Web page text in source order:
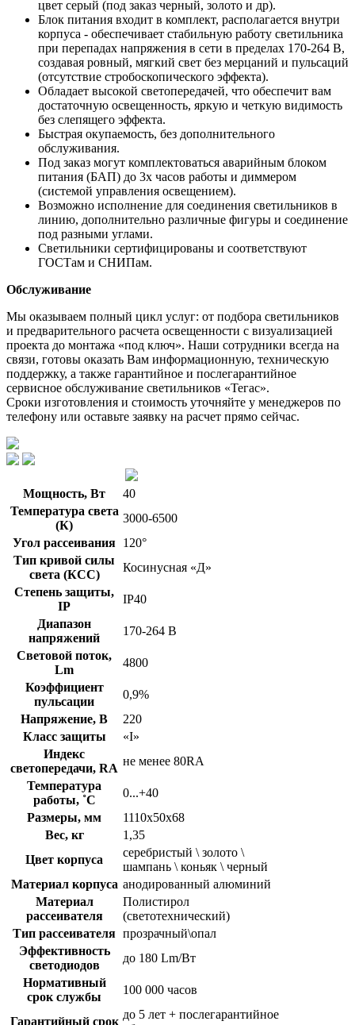
цвет серый (под заказ черный, золото и др).
Блок питания входит в комплект, располагается внутри
корпуса - обеспечивает стабильную работу светильника
при перепадах напряжения в сети в пределах 170-264 В,
создавая ровный, мягкий свет без мерцаний и пульсаций
(отсутствие стробоскопического эффекта).
Обладает высокой светопередачей, что обеспечит вам
достаточную освещенность, яркую и четкую видимость
без слепящего эффекта.
Быстрая окупаемость, без дополнительного
обслуживания.
Под заказ могут комплектоваться аварийным блоком
питания (БАП) до 3х часов работы и диммером
(системой управления освещением).
Возможно исполнение для соединения светильников в
линию, дополнительно различные фигуры и соединение
под разными углами.
Светильники сертифицированы и соответствуют
ГОСТам и СНИПам.
Обслуживание
Мы оказываем полный цикл услуг: от подбора светильников
и предварительного расчета освещенности с визуализацией
проекта до монтажа «под ключ». Наши сотрудники всегда на
связи, готовы оказать Вам информационную, техническую
поддержку, а также гарантийное и послегарантийное
сервисное обслуживание светильников «Тегас».
Сроки изготовления и стоимость уточняйте у менеджеров по
телефону или оставьте заявку на расчет прямо сейчас.
Мощность, Вт
40
Температура света
(К)
3000-6500
Угол рассеивания 120°
Тип кривой силы
света (КСС)
Косинусная «Д»
Степень защиты,
IP
IP40
Диапазон
напряжений
170-264 В
Световой поток,
Lm
4800
Коэффициент
пульсации
0,9%
Напряжение, В
220
Класс защиты
«I»
Индекс
светопередачи, RA
не менее 80RA
Температура
работы, ˚С
0...+40
Размеры, мм
1110х50х68
Вес, кг
1,35
Цвет корпуса
серебристый \ золото \
шампань \ коньяк \ черный
Материал корпуса анодированный алюминий
Материал
рассеивателя
Полистирол
(светотехнический)
Тип рассеивателя прозрачный\опал
Эффективность
светодиодов
до 180 Lm/Вт
Нормативный
срок службы
100 000 часов
Гарантийный срок
до 5 лет + послегарантийное